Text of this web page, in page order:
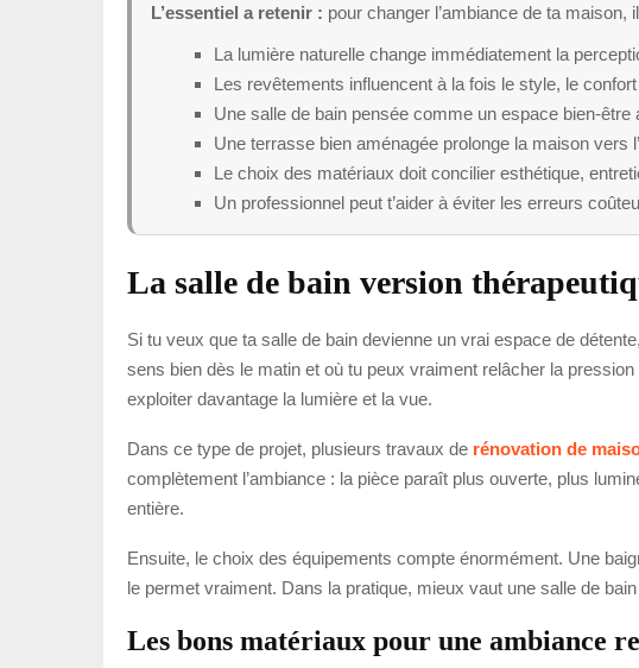
L’essentiel a retenir : pour changer l’ambiance de ta
La lumière naturelle change immédiatement la
Les revêtements influencent à la fois le style, le confort
Une salle de bain pensée comme un espace bien-être
Une terrasse bien aménagée prolonge la maison vers
Le choix des matériaux doit concilier esthétique,
Un professionnel peut t’aider à éviter les erreurs
La salle de bain version
Si tu veux que ta salle de bain devienne un vrai espace de
sens bien dès le matin et où tu peux vraiment relâcher la
exploiter davantage la lumière et la vue.
Dans ce type de projet, plusieurs travaux de rénovation de
complètement l’ambiance : la pièce paraît plus ouverte, plus
entière.
Ensuite, le choix des équipements compte énormément. Une
le permet vraiment. Dans la pratique, mieux vaut une salle de
Les bons matériaux pour une ambiance